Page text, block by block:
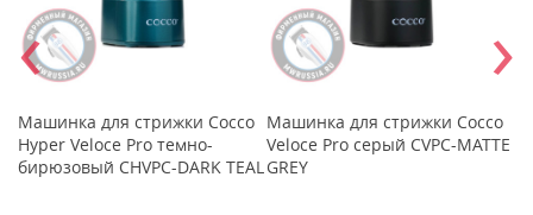
Машинка для стрижки Cocco
Hyper Veloce Pro темно-
бирюзовый CHVPC-DARK TEAL
Машинка для стрижки Cocco
Veloce Pro серый CVPC-MATTE
GREY
‹ ›